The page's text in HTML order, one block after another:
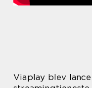
Viaplay blev